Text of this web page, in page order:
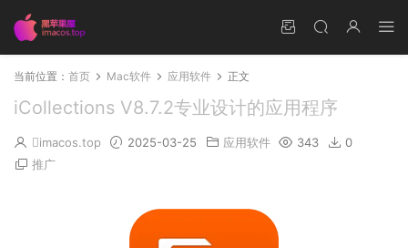
当前位置： 首页 Mac软件 应用软件 正文
iCollections V8.7.2专业设计的应用程序
imacos.top 2025-03-25 应用软件 343
0
推广